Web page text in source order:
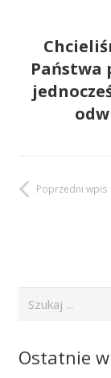
Państwa
Poprzedni wpis
Ostatnie